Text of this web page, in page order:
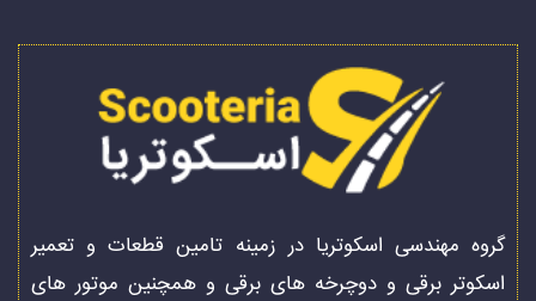
گروه مهندسی اسکوتریا در زمینه تامین قطعات و تعمیر
اسکوتر برقی و دوچرخه های برقی و همچنین موتور های